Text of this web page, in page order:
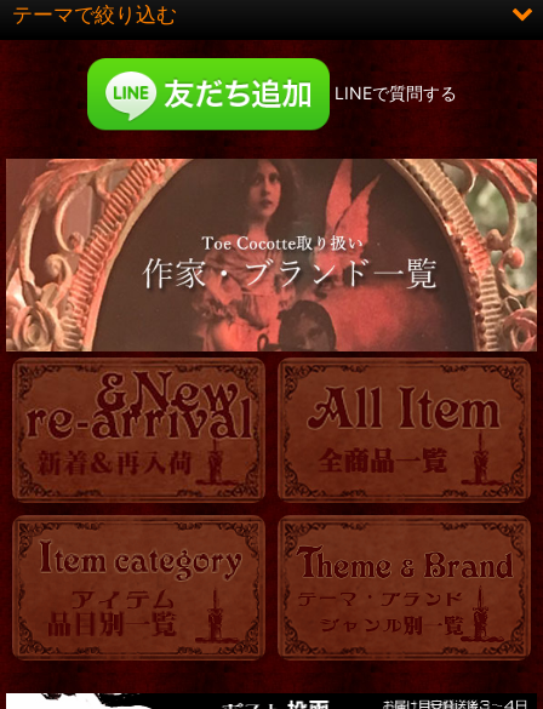
テーマで絞り込む
ロング&ヒット
コルセット
靴
服飾小物
帽子他
ロマ傘
OTHER
KITCHEN
時計
バッグ・ポーチ
トランク・BOX
LINEで質問する